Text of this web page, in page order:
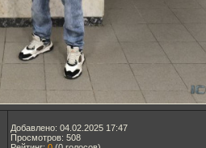
Добавлено: 04.02.2025 17:47
Просмотров: 508